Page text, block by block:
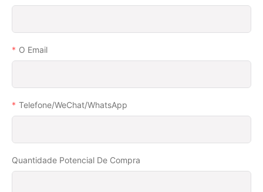
O Email
Telefone/WeChat/WhatsApp
Quantidade Potencial De Compra